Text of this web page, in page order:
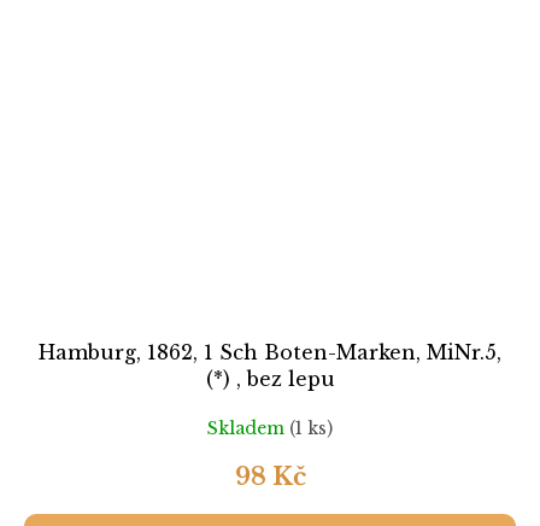
Hamburg, 1862, 1 Sch Boten-Marken, MiNr.5,
(*) , bez lepu
Skladem (1 ks)
98 Kč